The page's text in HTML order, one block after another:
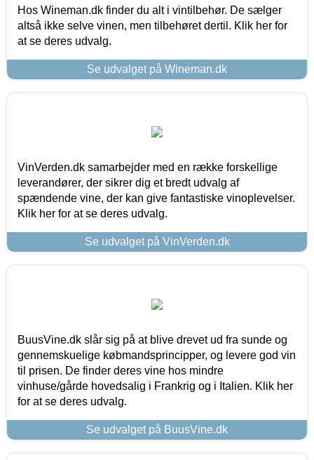
Hos Wineman.dk finder du alt i vintilbehør. De sælger
altså ikke selve vinen, men tilbehøret dertil. Klik her for
at se deres udvalg.
Se udvalget på Wineman.dk
VinVerden.dk samarbejder med en række forskellige
leverandører, der sikrer dig et bredt udvalg af
spændende vine, der kan give fantastiske vinoplevelser.
Klik her for at se deres udvalg.
Se udvalget på VinVerden.dk
BuusVine.dk slår sig på at blive drevet ud fra sunde og
gennemskuelige købmandsprincipper, og levere god vin
til prisen. De finder deres vine hos mindre
vinhuse/gårde hovedsalig i Frankrig og i Italien. Klik her
for at se deres udvalg.
Se udvalget på BuusVine.dk